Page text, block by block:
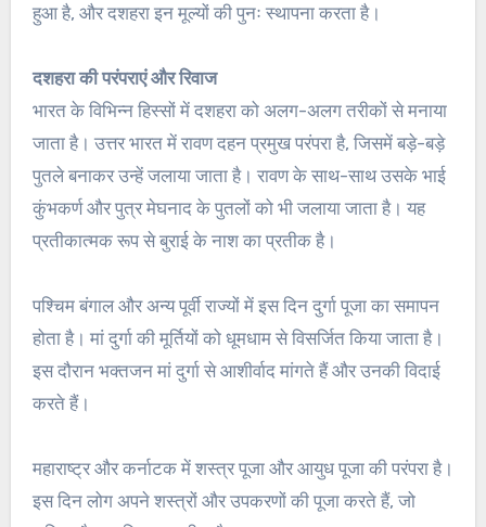
हुआ है, और दशहरा इन मूल्यों की पुनः स्थापना करता है।
दशहरा की परंपराएं और रिवाज
भारत के विभिन्न हिस्सों में दशहरा को अलग-अलग तरीकों से मनाया
जाता है। उत्तर भारत में रावण दहन प्रमुख परंपरा है, जिसमें बड़े-बड़े
पुतले बनाकर उन्हें जलाया जाता है। रावण के साथ-साथ उसके भाई
कुंभकर्ण और पुत्र मेघनाद के पुतलों को भी जलाया जाता है। यह
प्रतीकात्मक रूप से बुराई के नाश का प्रतीक है।
पश्चिम बंगाल और अन्य पूर्वी राज्यों में इस दिन दुर्गा पूजा का समापन
होता है। मां दुर्गा की मूर्तियों को धूमधाम से विसर्जित किया जाता है।
इस दौरान भक्तजन मां दुर्गा से आशीर्वाद मांगते हैं और उनकी विदाई
करते हैं।
महाराष्ट्र और कर्नाटक में शस्त्र पूजा और आयुध पूजा की परंपरा है।
इस दिन लोग अपने शस्त्रों और उपकरणों की पूजा करते हैं, जो